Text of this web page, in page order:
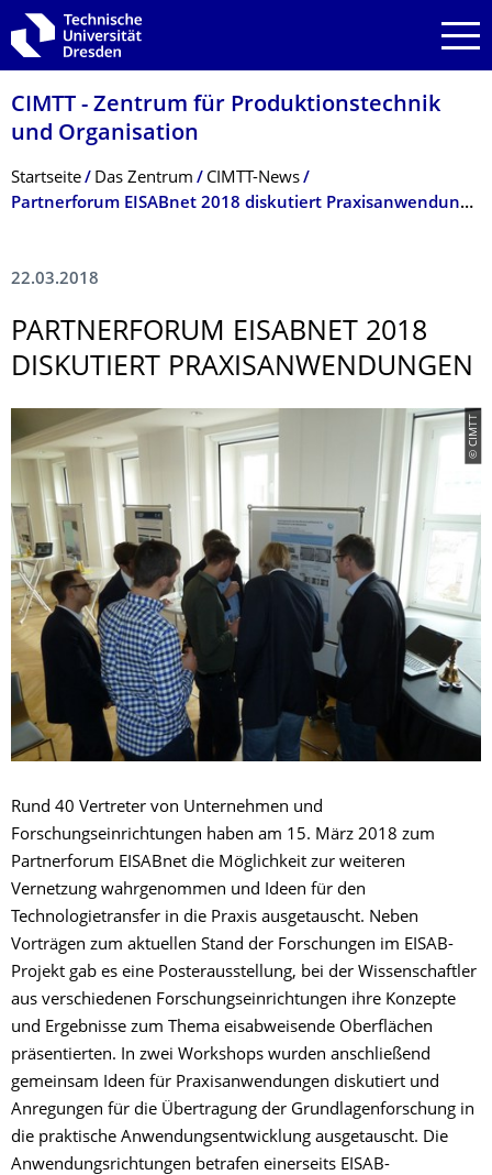
Zur Hauptnavigation springen
Zur Suche springen
Zum Inhalt springen
CIMTT - Zentrum für Produktionstechnik
und Organisation
Breadcrumb-Menü
Startseite Das Zentrum
CIMTT-News
Partnerforum EISABnet 2018 diskutiert Praxisanwendungen
22.03.2018
PARTNERFORUM EISABNET 2018
DISKUTIERT PRAXISANWENDUN­GEN
© CIMTT
Rund 40 Vertreter von Unternehmen und
Forschungseinrichtungen haben am 15. März 2018 zum
Partnerforum EISABnet die Möglichkeit zur weiteren
Vernetzung wahrgenommen und Ideen für den
Technologietransfer in die Praxis ausgetauscht. Neben
Vorträgen zum aktuellen Stand der Forschungen im EISAB-
Projekt gab es eine Posterausstellung, bei der Wissenschaftler
aus verschiedenen Forschungseinrichtungen ihre Konzepte
und Ergebnisse zum Thema eisabweisende Oberflächen
präsentierten. In zwei Workshops wurden anschließend
gemeinsam Ideen für Praxisanwendungen diskutiert und
Anregungen für die Übertragung der Grundlagenforschung in
die praktische Anwendungsentwicklung ausgetauscht. Die
Anwendungsrichtungen betrafen einerseits EISAB-